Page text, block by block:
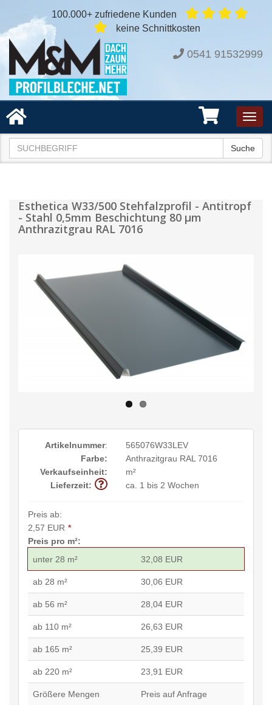
100.000+ zufriedene Kunden
keine Schnittkosten
0541 91532999
Suche
Esthetica W33/500 Stehfalzprofil - Antitropf
- Stahl 0,5mm Beschichtung 80 µm
Anthrazitgrau RAL 7016
Artikelnummer:
565076W33LEV
Farbe:
Anthrazitgrau RAL 7016
Verkaufseinheit:
m²
Lieferzeit:
ca. 1 bis 2 Wochen
Preis ab:
2,57 EUR *
Preis pro m²:
unter 28 m²
32,08 EUR
ab 28 m² 30,06 EUR
ab 56 m² 28,04 EUR
ab 110 m² 26,63 EUR
ab 165 m² 25,39 EUR
ab 220 m² 23,91 EUR
Größere Mengen Preis auf Anfrage